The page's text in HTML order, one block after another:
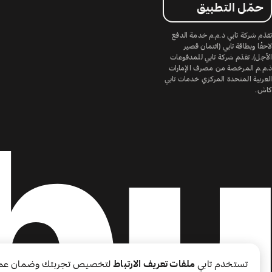
حمّل التطبيق
تقدّم شركة تابي ذ.م.م خدمة الدفع
لاحقًا وبطاقة تابي (ائتمان قصير
الأجل). تقدّم شركة تابي للمدفوعات
ذ.م.م المرخصة من مصرف الإمارات
العربية المتحدة المركزي خدمات تابي
كاش.
تستخدم تابي ملفات تعريف الارتباطلتخصيص تجربتك وضمان